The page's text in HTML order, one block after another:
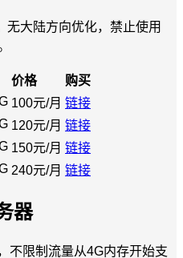
无大陆方向优化，禁止使用
价格
购买
100元/月 链接
120元/月 链接
150元/月 链接
240元/月 链接
器
不限制流量从4G内存开始支